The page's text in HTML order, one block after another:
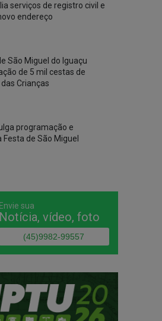
serviços de registro civil e
endereço
São Miguel do Iguaçu
de 5 mil cestas de
Crianças
programação e
Festa de São Miguel
Envie sua
Notícia, vídeo, foto
(45)9982-99557